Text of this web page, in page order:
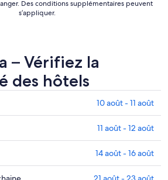
Des conditions supplémentaires peuvent
s’appliquer.
– Vérifiez la
des hôtels
10 août - 11 août
11 août - 12 août
14 août - 16 août